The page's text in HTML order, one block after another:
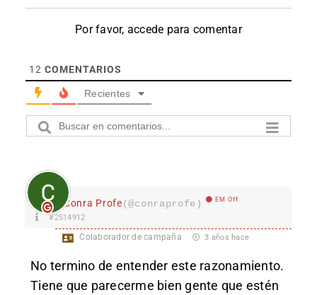
Por favor, accede para comentar
12 COMENTARIOS
Recientes
Conra Profe(@conraprofe) EM Off
#2514912
Colaborador de campaña 3 años hace
No termino de entender este razonamiento.
Tiene que parecerme bien gente que estén